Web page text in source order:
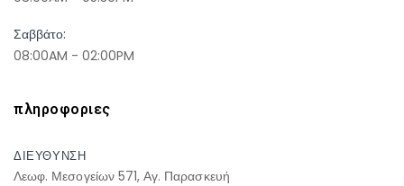
Σαββάτο:
08:00AM - 02:00PM
πληροφοριες
ΔΙΕΥΘΥΝΣΗ
Λεωφ. Μεσογείων 571, Αγ. Παρασκευή